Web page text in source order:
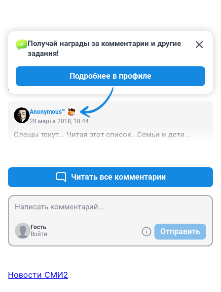
КОММЕНТАРИИ 1
Anonymous™
Получай награды за комментарии и другие
задания!
Подробнее в профиле
28 марта 2018, 18:44
Слещы текут... Читая этот список...Семьи и дети...
Читать все комментарии
Гость
Войти
Отправить
Новости СМИ2